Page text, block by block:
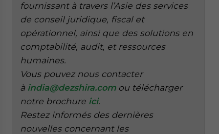
fournissant à travers l’Asie des services
de conseil juridique, fiscal et
opérationnel, ainsi que des solutions en
comptabilité, audit, et ressources
humaines.
Vous pouvez nous contacter
à india@dezshira.com ou télécharger
notre brochure ici.
Restez informés des dernières
nouvelles concernant les